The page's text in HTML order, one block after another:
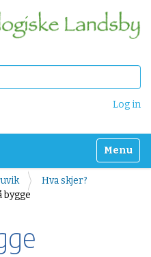
Log in
Toggle
Hva skjer?
bygge